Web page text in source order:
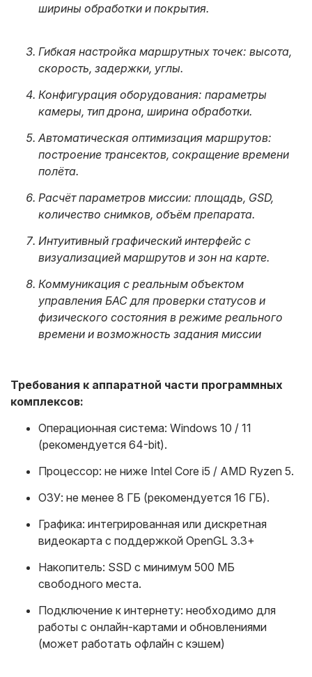
ширины обработки и покрытия.
Гибкая настройка маршрутных точек: высота,
скорость, задержки, углы.
Конфигурация оборудования: параметры
камеры, тип дрона, ширина обработки.
Автоматическая оптимизация маршрутов:
построение трансектов, сокращение времени
полёта.
Расчёт параметров миссии: площадь, GSD,
количество снимков, объём препарата.
Интуитивный графический интерфейс с
визуализацией маршрутов и зон на карте.
Коммуникация с реальным объектом
управления БАС для проверки статусов и
физического состояния в режиме реального
времени и возможность задания миссии
Требования к аппаратной части программных
комплексов:
Операционная система: Windows 10 / 11
(рекомендуется 64-bit).
Процессор: не ниже Intel Core i5 / AMD Ryzen 5.
ОЗУ: не менее 8 ГБ (рекомендуется 16 ГБ).
Графика: интегрированная или дискретная
видеокарта с поддержкой OpenGL 3.3+
Накопитель: SSD с минимум 500 МБ
свободного места.
Подключение к интернету: необходимо для
работы с онлайн-картами и обновлениями
(может работать офлайн с кэшем)